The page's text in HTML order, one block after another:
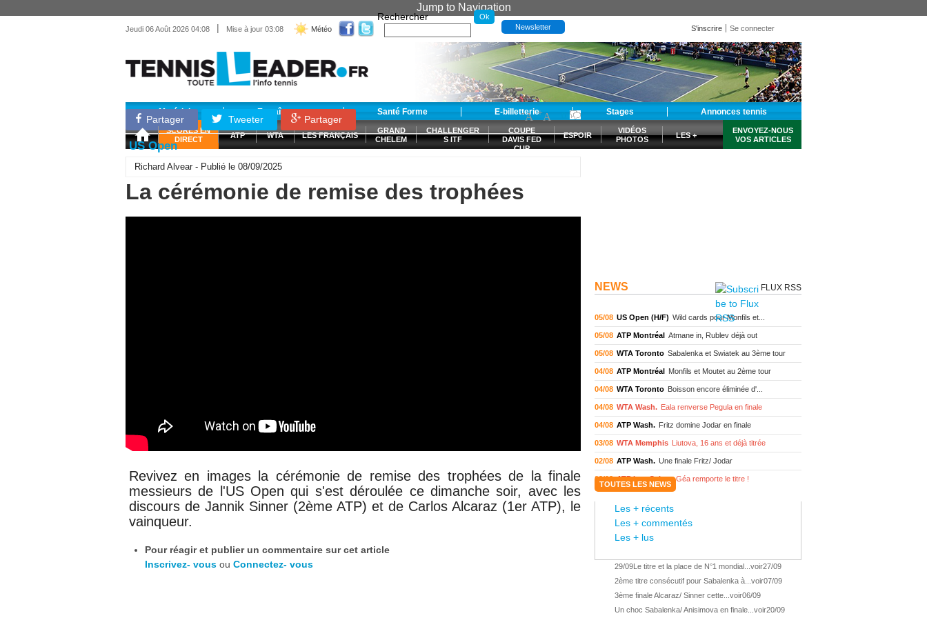
Jump to Navigation
Jeudi 06 Août 2026 04:08 | Mise à jour 03:08 Météo
Rechercher
Newsletter S'inscrire Se connecter
Matériel Entraînement Santé Forme E-billetterie Stages Annonces tennis
SCORES EN
DIRECT
ATP WTA LES FRANÇAIS
GRAND
CHELEM
CHALLENGER
S ITF
COUPE
DAVIS FED
CUP
ESPOIR
VIDÉOS
PHOTOS
LES +
ENVOYEZ-NOUS
VOS ARTICLES
Partager Tweeter Partager
-A +A
US Open
Richard Alvear - Publié le 08/09/2025
La cérémonie de remise des trophées
Revivez en images la cérémonie de remise des trophées de la finale
messieurs de l'US Open qui s'est déroulée ce dimanche soir, avec les
discours de Jannik Sinner (2ème ATP) et de Carlos Alcaraz (1er ATP), le
vainqueur.
Pour réagir et publier un commentaire sur cet article
Inscrivez- vous ou Connectez- vous
NEWS FLUX RSS
05/08 US Open (H/F) Wild cards pour Monfils et...
05/08 ATP Montréal Atmane in, Rublev déjà out
05/08 WTA Toronto Sabalenka et Swiatek au 3ème tour
04/08 ATP Montréal Monfils et Moutet au 2ème tour
04/08 WTA Toronto Boisson encore éliminée d'...
04/08 WTA Wash. Eala renverse Pegula en finale
04/08 ATP Wash. Fritz domine Jodar en finale
03/08 WTA Memphis Liutova, 16 ans et déjà titrée
02/08 ATP Wash. Une finale Fritz/ Jodar
02/08 ATP Los Cabos Géa remporte le titre !
ATP Wash. De Minaur éliminé en 1/4
ATP Los Cabos
WTA Washington Svitolina et Pegula en 1/4
ATP Wash. Pas de 1/4 pour Humbert et Atmane
TOUTES LES NEWS
Les + récents
Les + commentés
Les + lus
29/09Le titre et la place de N°1 mondial... voir27/09
2ème titre consécutif pour Sabalenka à... voir07/09
3ème finale Alcaraz/ Sinner cette... voir06/09
Un choc Sabalenka/ Anisimova en finale... voir20/09